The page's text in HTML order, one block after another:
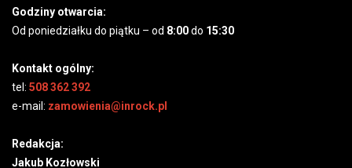
Godziny otwarcia:
Od poniedziałku do piątku – od 8:00do 15:30
Kontakt ogólny:
tel: 508 362 392
e-mail: zamowienia@inrock.pl
Redakcja:
Jakub Kozłowski